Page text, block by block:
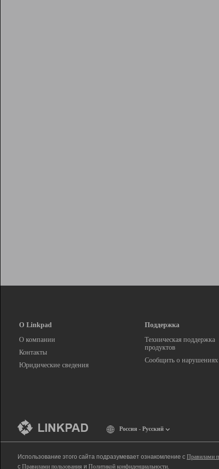
О Linkpad
О компании
Контакты
Юридические сведения
Поддержка
Техническая поддержка
продуктов
Сообщить о нарушениях
Россия - Русский
Использование этого сайта подразумевает ознакомление с Правилами
с Правилами пользования и Политикой конфиденциальности.